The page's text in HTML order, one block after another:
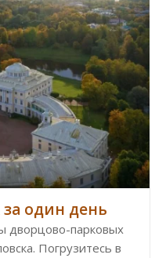
один день
дворцово-парковых
Погрузитесь в